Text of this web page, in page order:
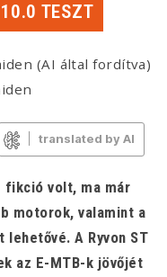
TESZT
(AI által fordítva)
translated by AI
fikció volt, ma már
motorok, valamint a
A Ryvon ST
az E-MTB-k jövőjét